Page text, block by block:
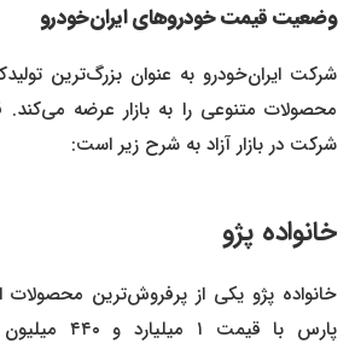
وضعیت قیمت خودروهای ایران‌خودرو
شرکت ایران‌خودرو به عنوان بزرگ‌ترین
محصولات متنوعی را به بازار عرضه می‌کند.
شرکت در بازار آزاد به شرح زیر است:
خانواده پژو
خانواده پژو یکی از پرفروش‌ترین محصولات